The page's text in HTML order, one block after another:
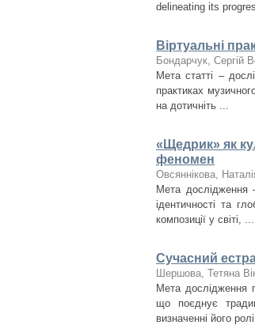
delineating its
Віртуальні
Бондарчук, Сергій
Мета статті –
практиках
на дотичніть ...
«Щедрик» як
феномен
Овсяннікова,
Мета дослідження
ідентичності та
композиції у світі, ...
Сучасний
Шершова, Тетяна
Мета дослідження
що поєднує
визначенні його